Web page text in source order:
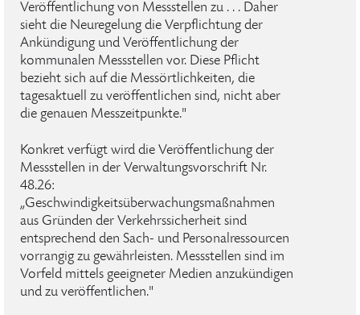
Veröffentlichung von Messstellen zu . . . Daher
sieht die Neuregelung die Verpflichtung der
Ankündigung und Veröffentlichung der
kommunalen Messstellen vor. Diese Pflicht
bezieht sich auf die Messörtlichkeiten, die
tagesaktuell zu veröffentlichen sind, nicht aber
die genauen Messzeitpunkte."
Konkret verfügt wird die Veröffentlichung der
Messstellen in der Verwaltungsvorschrift Nr.
48.26:
„Geschwindigkeitsüberwachungsmaßnahmen
aus Gründen der Verkehrssicherheit sind
entsprechend den Sach- und Personalressourcen
vorrangig zu gewährleisten. Messstellen sind im
Vorfeld mittels geeigneter Medien anzukündigen
und zu veröffentlichen."